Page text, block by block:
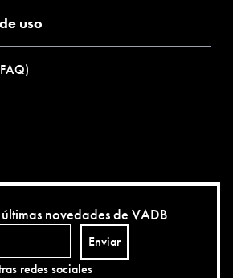
uso
novedades de VADB
Enviar
redes sociales